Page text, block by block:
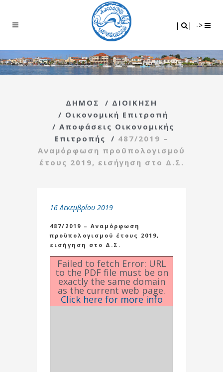
| | ->
ΔΗΜΟΣ / ΔΙΟΙΚΗΣΗ
/ Οικονομική Επιτροπή
/ Αποφάσεις Οικονομικής
Επιτροπής
/ 487/2019 –
Αναμόρφωση προϋπολογισμού
έτους 2019, εισήγηση στο Δ.Σ.
16 Δεκεμβρίου 2019
487/2019 – Αναμόρφωση
προϋπολογισμού έτους 2019,
εισήγηση στο Δ.Σ.
Failed to fetch Error: URL
to the PDF file must be on
exactly the same domain
as the current web page.
Click here for more info